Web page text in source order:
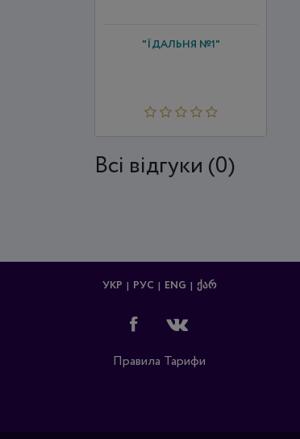
"ЇДАЛЬНЯ №1"
Всi відгуки (0)
УКР РУС ENG ᲥᲐᲠ
Правила Тарифи